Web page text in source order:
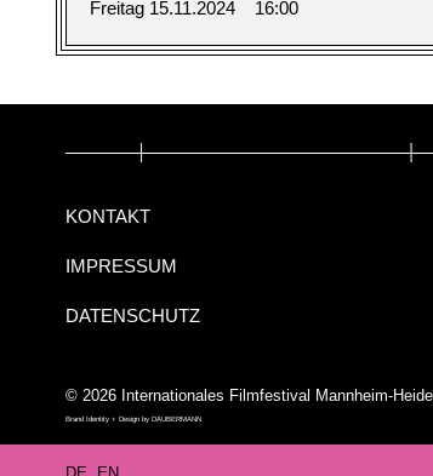
Freitag 15.11.2024 16:00
KONTAKT
IMPRESSUM
DATENSCHUTZ
© 2026 Internationales Filmfestival Mannheim-
Brand Identity + Design by DAUBERMANN